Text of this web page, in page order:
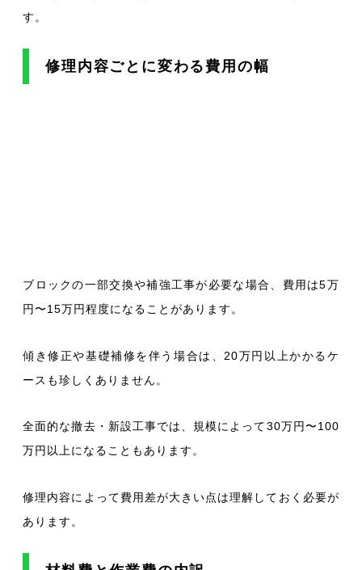
す。
修理内容ごとに変わる費用の幅
ブロックの一部交換や補強工事が必要な場合、費用は5万
円〜15万円程度になることがあります。
傾き修正や基礎補修を伴う場合は、20万円以上かかるケ
ースも珍しくありません。
全面的な撤去・新設工事では、規模によって30万円〜100
万円以上になることもあります。
修理内容によって費用差が大きい点は理解しておく必要が
あります。